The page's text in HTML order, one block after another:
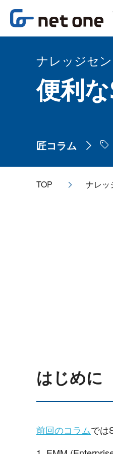
ナレッジセ
便利
匠コラム
TOP ナレッ
はじめに
前回のコラムでは